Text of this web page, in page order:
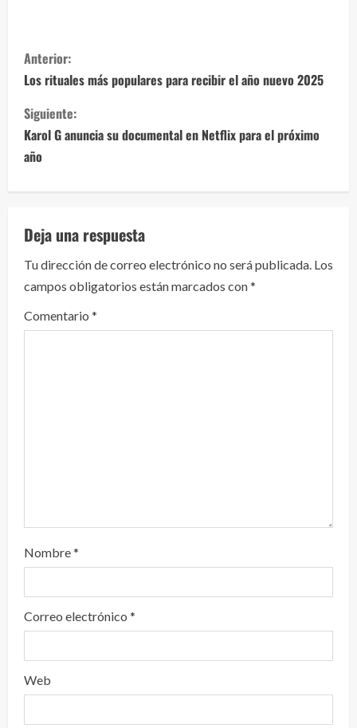
S
i
g
u
e
l
e
y
e
Anterior:
Los rituales más populares para recibir el año nuevo 2025
Siguiente:
Karol G anuncia su documental en Netflix para el próximo
año
Deja una respuesta
Tu dirección de correo electrónico no será publicada. Los
campos obligatorios están marcados con*
Comentario *
Nombre*
Correo electrónico *
Web